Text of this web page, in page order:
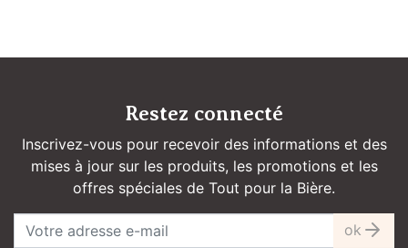
Restez connecté
Inscrivez-vous pour recevoir des informations et des
mises à jour sur les produits, les promotions et les
offres spéciales de Tout pour la Bière.
ok